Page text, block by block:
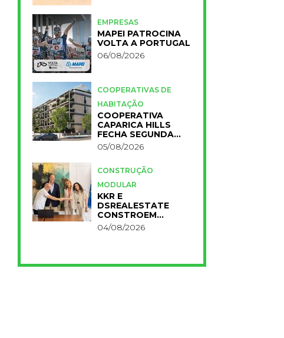
EMPRESAS
MAPEI PATROCINA
VOLTA A PORTUGAL
06/08/2026
COOPERATIVAS DE
HABITAÇÃO
COOPERATIVA
CAPARICA HILLS
FECHA SEGUNDA
FASE DO PROJETO
05/08/2026
CONSTRUÇÃO
MODULAR
KKR E
DSREALESTATE
CONSTROEM
RESIDÊNCIA
UNIVERSITÁRIA
04/08/2026